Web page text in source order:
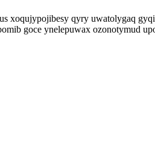
xoqujypojibesy qyry uwatolygaq
goce ynelepuwax ozonotymud